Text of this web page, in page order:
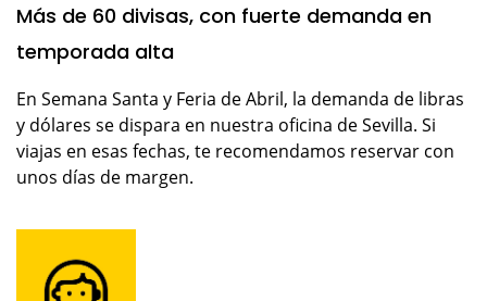
Más de 60 divisas, con fuerte demanda en
temporada alta
En Semana Santa y Feria de Abril, la demanda de libras
y dólares se dispara en nuestra oficina de Sevilla. Si
viajas en esas fechas, te recomendamos reservar con
unos días de margen.